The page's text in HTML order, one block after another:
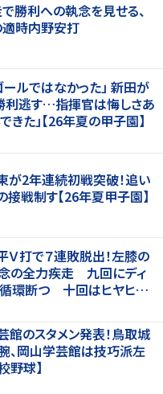
勝利への執念を見せる、
時内野安打
ルではなかった」 新田が
利逃す…指揮官は悔しさあ
きた」【26年夏の甲子園】
が2年連続初戦突破！追い
戦制す【26年夏甲子園】
打で７連敗脱出！左膝の
の全力疾走 九回にディ
環断つ 十回はヒヤヒヤ
館のスタメン発表！鳥取城
、岡山学芸館は技巧派左
野球】